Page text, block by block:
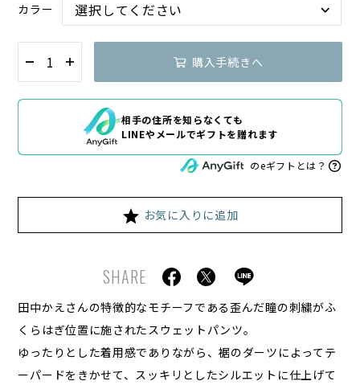
カラー
購入手続きへ
相手の住所を知らなくても
LINEやメールでギフトを贈れます
のeギフトとは？
お気に入りに追加
SHARE
田中かえさんの特徴的なモチーフである歪んだ瞳の刺繍がふ
くらはぎ位置に施されたスウェットパンツ。
ゆったりとした着用感でありながら、裾のダーツによってテ
ーパードをきかせて、スッキリとしたシルエットに仕上げて